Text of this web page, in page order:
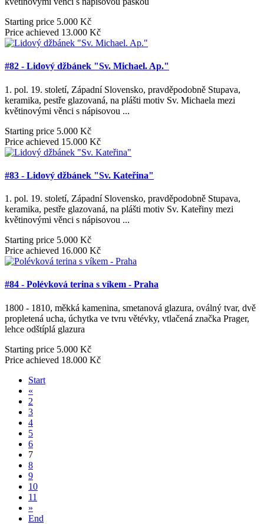
Starting price 5.000 Kč
Price achieved 13.000 Kč
#82 - Lidový džbánek "Sv. Michael. Ap."
1. pol. 19. století, Západní Slovensko, pravděpodobně Stupava,
keramika, pestře glazovaná, na plášti motiv Sv. Michaela mezi
květinovými věnci s nápisovou ...
Starting price 5.000 Kč
Price achieved 15.000 Kč
#83 - Lidový džbánek "Sv. Kateřina"
1. pol. 19. století, Západní Slovensko, pravděpodobně Stupava,
keramika, pestře glazovaná, na plášti motiv Sv. Kateřiny mezi
květinovými věnci s nápisovou ...
Starting price 5.000 Kč
Price achieved 16.000 Kč
#84 - Polévková terina s víkem - Praha
1800 - 1810, měkká kamenina, smetanová glazura, oválný tvar, dvě
propletená ucha, úchytka ve tvru větévky, vtlačená značka Prager,
lehce odštíplá glazura
Starting price 5.000 Kč
Price achieved 18.000 Kč
Start
«
2
3
4
5
6
7
8
9
10
11
»
End